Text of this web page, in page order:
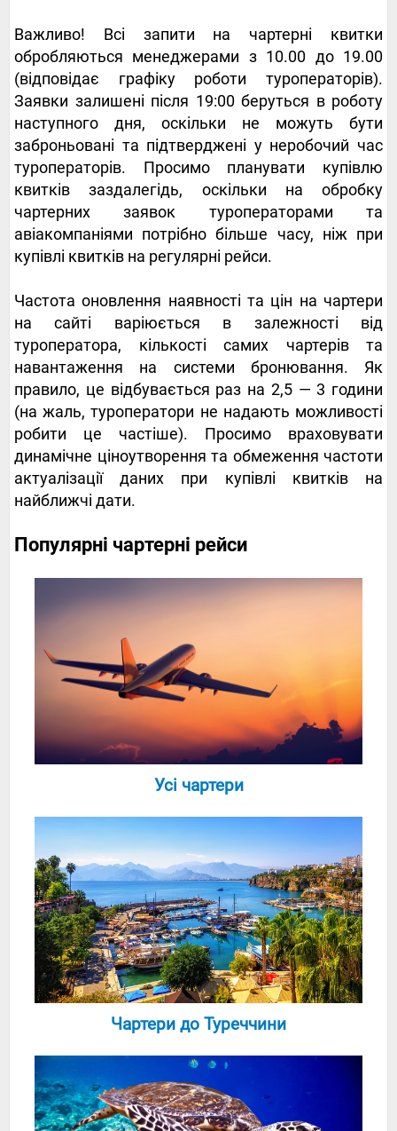
Важливо! Всі запити на чартерні квитки
обробляються менеджерами з 10.00 до 19.00
(відповідає графіку роботи туроператорів).
Заявки залишені після 19:00 беруться в роботу
наступного дня, оскільки не можуть бути
заброньовані та підтверджені у неробочий час
туроператорів. Просимо планувати купівлю
квитків заздалегідь, оскільки на обробку
чартерних заявок туроператорами та
авіакомпаніями потрібно більше часу, ніж при
купівлі квитків на регулярні рейси.
Частота оновлення наявності та цін на чартери
на сайті варіюється в залежності від
туроператора, кількості самих чартерів та
навантаження на системи бронювання. Як
правило, це відбувається раз на 2,5 — 3 години
(на жаль, туроператори не надають можливості
робити це частіше). Просимо враховувати
динамічне ціноутворення та обмеження частоти
актуалізації даних при купівлі квитків на
найближчі дати.
Популярні чартерні рейси
Усі чартери
Чартери до Туреччини